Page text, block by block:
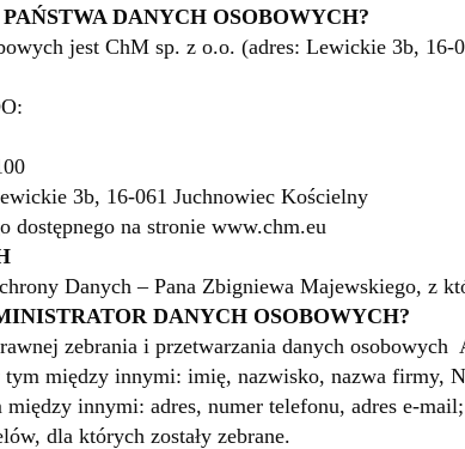
DANYCH OSOBOWYCH?
jest ChM sp. z o.o. (adres: Lewickie 3b,
3b, 16-061 Juchnowiec Kościelny
dostępnego na stronie www.chm.eu
Danych – Pana Zbigniewa Majewskiego, z
DANYCH OSOBOWYCH?
zebrania i przetwarzania danych
między innymi: imię, nazwisko, nazwa firmy,
innymi: adres, numer telefonu, adres e-mail;
dla których zostały zebrane.